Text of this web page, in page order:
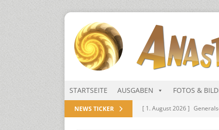
STARTSEITE AUSGABEN FOTOS &
NEWS TICKER [ 1. August 2026 ]